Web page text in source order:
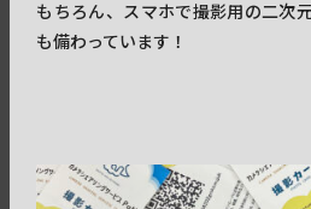
もちろん、スマホで撮影用の二次
も備わっています！